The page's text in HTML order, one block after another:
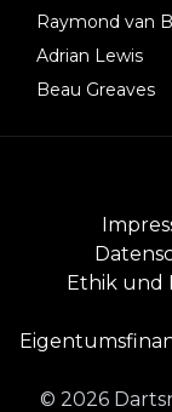
Raymond van
Adrian Lewis
Beau Greaves
Ethik und
© 2026